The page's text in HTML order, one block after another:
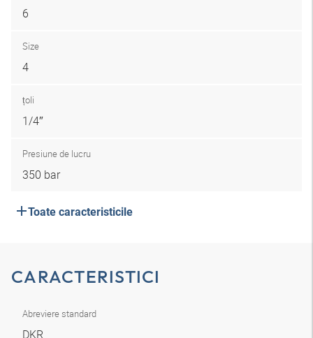
6
Size
4
țoli
1/4″
Presiune de lucru
350 bar
Toate caracteristicile
CARACTERISTICI
Abreviere standard
DKR